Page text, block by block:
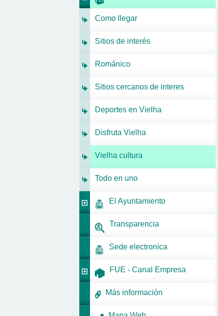
Como llegar
Sitios de interés
Románico
Sitios cercanos de interes
Deportes en Vielha
Disfruta Vielha
Vielha cultura
Todo en uno
El Ayuntamiento
Transparencia
Sede electronica
FUE - Canal Empresa
Más información